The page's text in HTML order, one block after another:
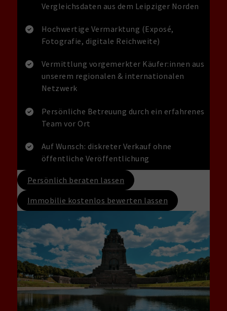
Vergleichsdaten aus dem Leipziger Norden
Hochwertige Vermarktung (Exposé,
Fotografie, digitale Reichweite)
Vermittlung vorgemerkter Käufer:innen aus
unserem regionalen & internationalen
Netzwerk
Persönliche Betreuung durch ein erfahrenes
Team vor Ort
Auf Wunsch: diskreter Verkauf ohne
öffentliche Veröffentlichung
Persönlich beraten lassen
Immobilie kostenlos bewerten lassen